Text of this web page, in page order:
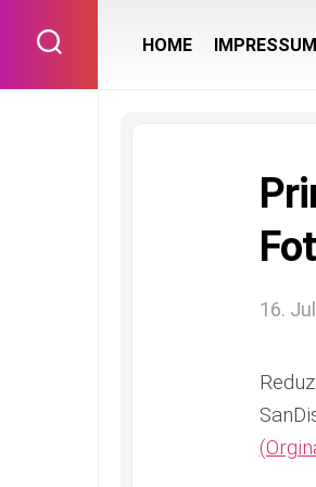
content
HOME IMPRESSUM
16.